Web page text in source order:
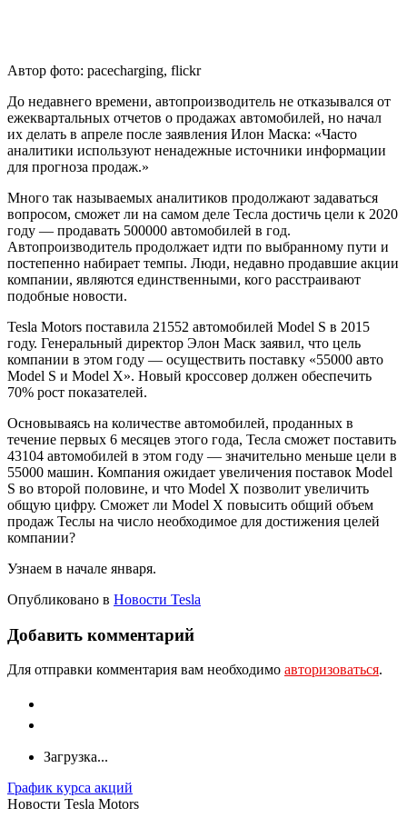
Автор фото: pacecharging, flickr
До недавнего времени, автопроизводитель не отказывался от
ежеквартальных отчетов о продажах автомобилей, но начал
их делать в апреле после заявления Илон Маска: «Часто
аналитики используют ненадежные источники информации
для прогноза продаж.»
Много так называемых аналитиков продолжают задаваться
вопросом, сможет ли на самом деле Тесла достичь цели к 2020
году — продавать 500000 автомобилей в год.
Автопроизводитель продолжает идти по выбранному пути и
постепенно набирает темпы. Люди, недавно продавшие акции
компании, являются единственными, кого расстраивают
подобные новости.
Tesla Motors поставила 21552 автомобилей Model S в 2015
году. Генеральный директор Элон Маск заявил, что цель
компании в этом году — осуществить поставку «55000 авто
Model S и Model X». Новый кроссовер должен обеспечить
70% рост показателей.
Основываясь на количестве автомобилей, проданных в
течение первых 6 месяцев этого года, Тесла сможет поставить
43104 автомобилей в этом году — значительно меньше цели в
55000 машин. Компания ожидает увеличения поставок Model
S во второй половине, и что Model X позволит увеличить
общую цифру. Сможет ли Model X повысить общий объем
продаж Теслы на число необходимое для достижения целей
компании?
Узнаем в начале января.
Опубликовано в Новости Tesla
Добавить комментарий
Для отправки комментария вам необходимо авторизоваться.
Загрузка...
График курса акций
Новости Tesla Motors